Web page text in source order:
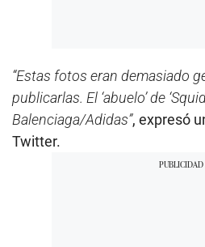
“Estas fotos eran demasiado
publicarlas. El ‘abuelo’ de
Balenciaga/Adidas”, expresó
Twitter.